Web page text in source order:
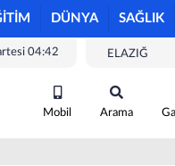
DÜNYA SAĞLIK
04:42
Mobil Arama